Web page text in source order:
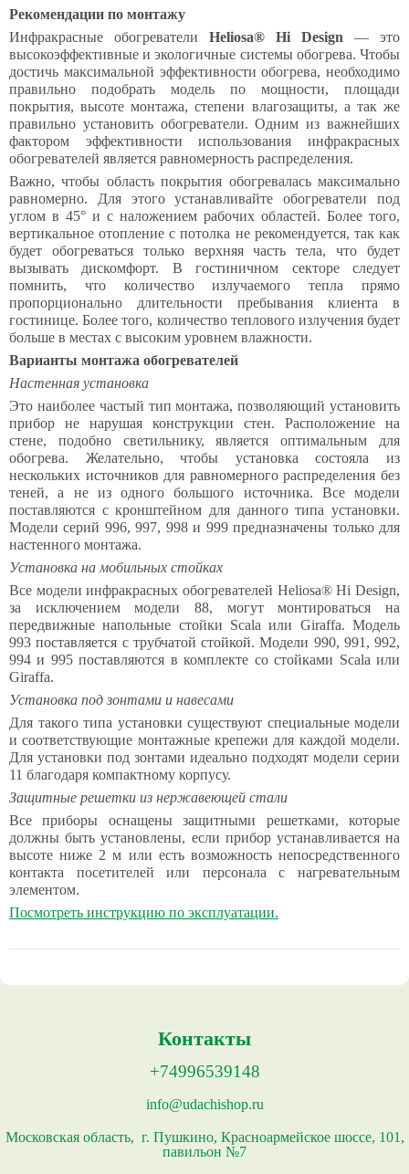
Рекомендации по монтажу
Инфракрасные обогреватели Heliosa® Hi Design — это
высокоэффективные и экологичные системы обогрева. Чтобы
достичь максимальной эффективности обогрева, необходимо
правильно подобрать модель по мощности, площади
покрытия, высоте монтажа, степени влагозащиты, а так же
правильно установить обогреватели. Одним из важнейших
фактором эффективности использования инфракрасных
обогревателей является равномерность распределения.
Важно, чтобы область покрытия обогревалась максимально
равномерно. Для этого устанавливайте обогреватели под
углом в 45° и с наложением рабочих областей. Более того,
вертикальное отопление с потолка не рекомендуется, так как
будет обогреваться только верхняя часть тела, что будет
вызывать дискомфорт. В гостиничном секторе следует
помнить, что количество излучаемого тепла прямо
пропорционально длительности пребывания клиента в
гостинице. Более того, количество теплового излучения будет
больше в местах с высоким уровнем влажности.
Варианты монтажа обогревателей
Настенная установка
Это наиболее частый тип монтажа, позволяющий установить
прибор не нарушая конструкции стен. Расположение на
стене, подобно светильнику, является оптимальным для
обогрева. Желательно, чтобы установка состояла из
нескольких источников для равномерного распределения без
теней, а не из одного большого источника. Все модели
поставляются с кронштейном для данного типа установки.
Модели серий 996, 997, 998 и 999 предназначены только для
настенного монтажа.
Установка на мобильных стойках
Все модели инфракрасных обогревателей Heliosa® Hi Design,
за исключением модели 88, могут монтироваться на
передвижные напольные стойки Scala или Giraffa. Модель
993 поставляется с трубчатой стойкой. Модели 990, 991, 992,
994 и 995 поставляются в комплекте со стойками Scala или
Giraffa.
Установка под зонтами и навесами
Для такого типа установки существуют специальные модели
и соответствующие монтажные крепежи для каждой модели.
Для установки под зонтами идеально подходят модели серии
11 благодаря компактному корпусу.
Защитные решетки из нержавеющей стали
Все приборы оснащены защитными решетками, которые
должны быть установлены, если прибор устанавливается на
высоте ниже 2 м или есть возможность непосредственного
контакта посетителей или персонала с нагревательным
элементом.
Посмотреть инструкцию по эксплуатации.
Контакты
+74996539148
info@udachishop.ru
Московская область, г. Пушкино, Красноармейское шоссе, 101,
павильон №7